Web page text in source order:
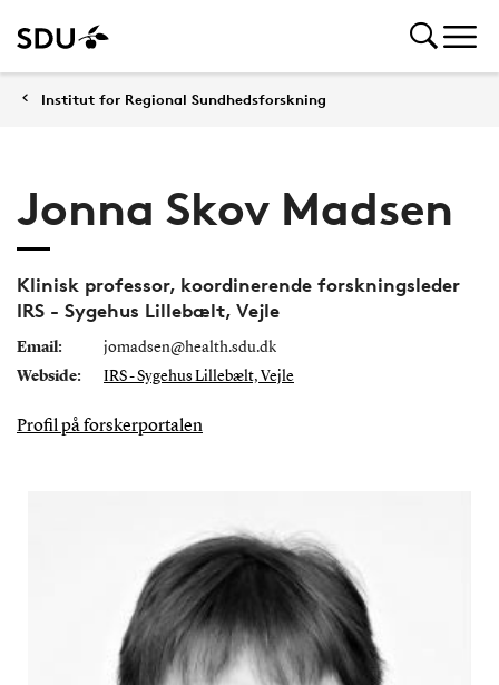
Institut for Regional Sundhedsforskning
Jonna Skov Madsen
Klinisk professor, koordinerende forskningsleder
IRS - Sygehus Lillebælt, Vejle
Email:
jomadsen@health.sdu.dk
Webside:
IRS - Sygehus Lillebælt, Vejle
Profil på forskerportalen